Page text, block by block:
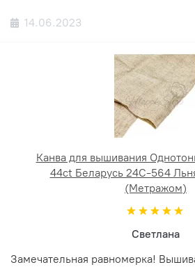
14.06.2023
Канва для вышивания
44ct Беларусь 24С-564
(Метражом)
Светлана
Замечательная равномерка!